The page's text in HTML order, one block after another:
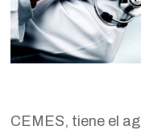
CEMES, tiene el